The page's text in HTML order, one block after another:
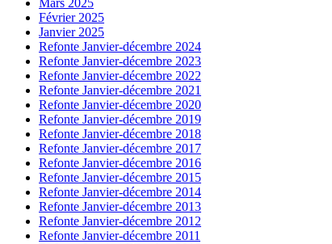
Mars 2025
Février 2025
Janvier 2025
Refonte Janvier-décembre 2024
Refonte Janvier-décembre 2023
Refonte Janvier-décembre 2022
Refonte Janvier-décembre 2021
Refonte Janvier-décembre 2020
Refonte Janvier-décembre 2019
Refonte Janvier-décembre 2018
Refonte Janvier-décembre 2017
Refonte Janvier-décembre 2016
Refonte Janvier-décembre 2015
Refonte Janvier-décembre 2014
Refonte Janvier-décembre 2013
Refonte Janvier-décembre 2012
Refonte Janvier-décembre 2011